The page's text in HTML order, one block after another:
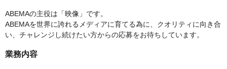
ABEMAの主役は「映像」です。
ABEMAを世界に誇れるメディアに育てる為に、クオリティに向き合
い、チャレンジし続けたい方からの応募をお待ちしています。
業務内容